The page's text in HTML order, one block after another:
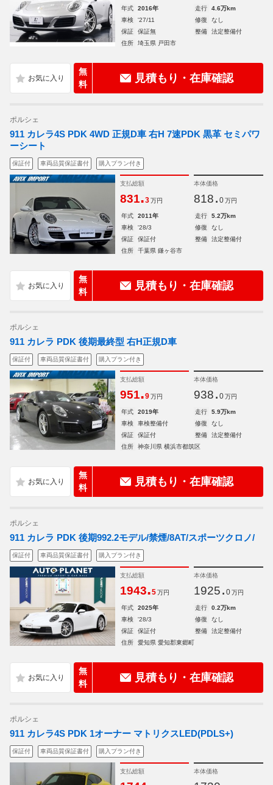
年式 2016年 走行
4.6万km
車検
'27/11 修復
なし
保証
保証無 整備
法定整備付
住所
埼玉県 戸田市
無
料
見積もり・在庫確認
ポルシェ
911 カレラ4S PDK 4WD 正規D車 右H 7速PDK 黒革 セミパワ
ーシート
保証付 車両品質保証書付 購入プラン付き
支払総額
831.3 万円
本体価格
818. 0 万円
年式 2011年 走行
5.2万km
車検
'28/3 修復
なし
保証
保証付 整備
法定整備付
住所
千葉県 鎌ヶ谷市
無
料
見積もり・在庫確認
ポルシェ
911 カレラ PDK 後期最終型 右H正規D車
保証付 車両品質保証書付 購入プラン付き
支払総額
951.9 万円
本体価格
938. 0 万円
年式 2019年 走行
5.9万km
車検
車検整備付 修復
なし
保証
保証付 整備
法定整備付
住所
神奈川県 横浜市都筑区
無
料
見積もり・在庫確認
ポルシェ
911 カレラ PDK 後期992.2モデル/禁煙/8AT/スポーツクロノ/
保証付 車両品質保証書付 購入プラン付き
支払総額
1943.5 万円
本体価格
1925. 0 万円
年式 2025年 走行
0.2万km
車検
'28/3 修復
なし
保証
保証付 整備
法定整備付
住所
愛知県 愛知郡東郷町
無
料
見積もり・在庫確認
ポルシェ
911 カレラ4S PDK 1オーナー マトリクスLED(PDLS+)
保証付 車両品質保証書付 購入プラン付き
支払総額 本体価格